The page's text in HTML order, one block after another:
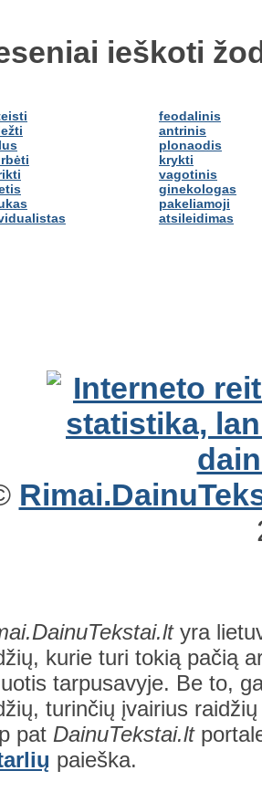
ieškoti
feodalinis
antrinis
plonaodis
krykti
vagotinis
ginekologas
pakeliamoji
atsileidimas
yra
kurie turi tokią pačią
tarpusavyje. Be to,
turinčių įvairius
pat DainuTekstai.lt
paieška.